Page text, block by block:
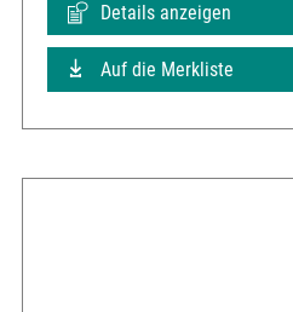
Details anzeigen
Auf die Merkliste